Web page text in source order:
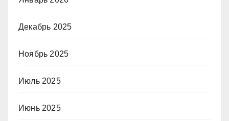
Декабрь 2025
Ноябрь 2025
Июль 2025
Июнь 2025